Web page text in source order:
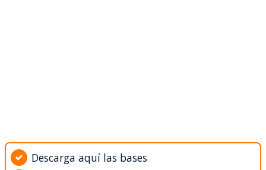
Descarga aquí las bases